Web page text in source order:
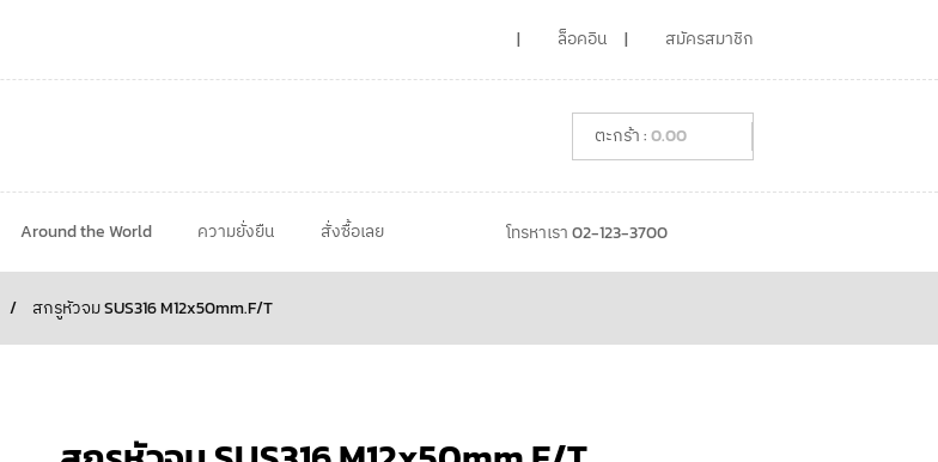
ล็อคอิน สมัครสมาชิก
0.00
Around the World ความยั่งยืน สั่งซื้อเลย โทรหาเรา 02-123-3700
/ สกรูหัวจม SUS316 M12x50mm.F/T